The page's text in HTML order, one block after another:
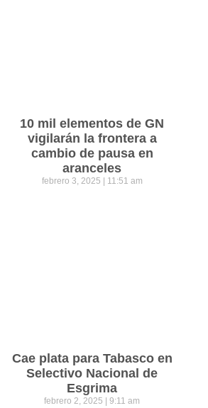
10 mil elementos de GN
vigilarán la frontera a
cambio de pausa en
aranceles
febrero 3, 2025 11:51 am
Cae plata para Tabasco en
Selectivo Nacional de
Esgrima
febrero 2, 2025 9:11 am